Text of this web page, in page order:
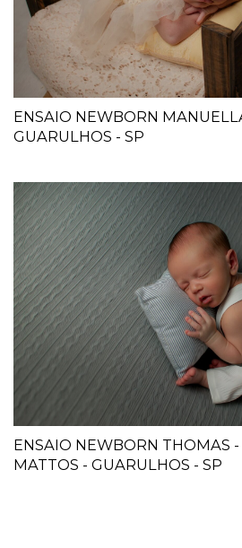
ENSAIO NEWBORN
GUARULHOS - SP
ENSAIO NEWBORN THOMAS
MATTOS - GUARULHOS - SP